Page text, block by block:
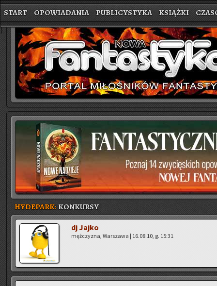
START OPOWIADANIA PUBLICYSTYKA KSIĄŻKI
}
HYDEPARK:KONKURSY
dj Jajko
męż­czy­zna, War­sza­wa | 16.08.10, g. 15:31